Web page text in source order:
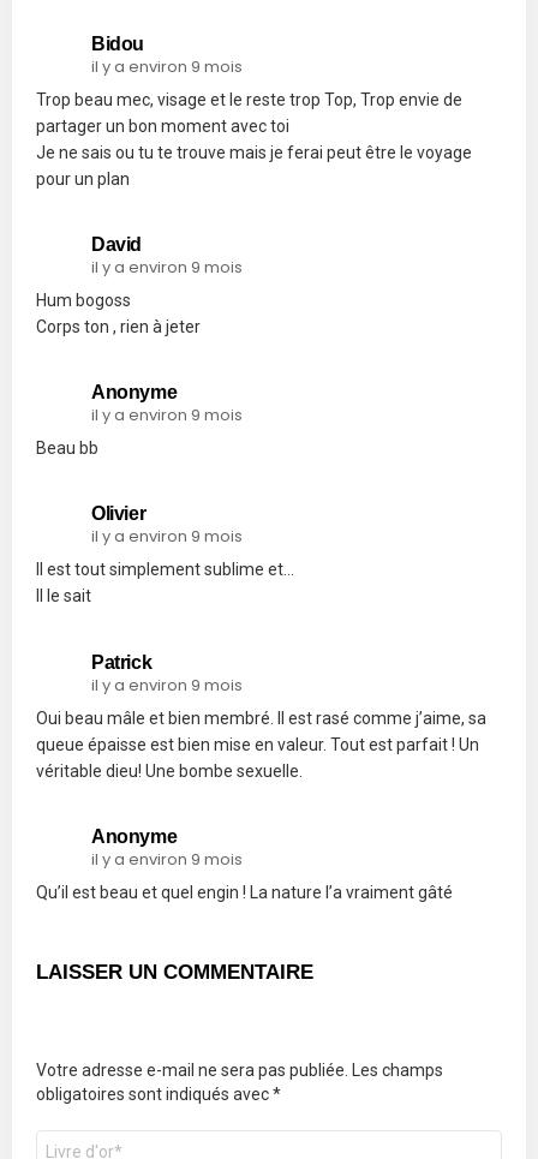
Bidou
il y a environ 9 mois
Trop beau mec, visage et le reste trop Top, Trop envie de
partager un bon moment avec toi
Je ne sais ou tu te trouve mais je ferai peut être le voyage
pour un plan
David
il y a environ 9 mois
Hum bogoss
Corps ton , rien à jeter
Anonyme
il y a environ 9 mois
Beau bb
Olivier
il y a environ 9 mois
Il est tout simplement sublime et…
Il le sait
Patrick
il y a environ 9 mois
Oui beau mâle et bien membré. Il est rasé comme j’aime, sa
queue épaisse est bien mise en valeur. Tout est parfait ! Un
véritable dieu! Une bombe sexuelle.
Anonyme
il y a environ 9 mois
Qu’il est beau et quel engin ! La nature l’a vraiment gâté
LAISSER UN COMMENTAIRE
Votre adresse e-mail ne sera pas publiée. Les champs
obligatoires sont indiqués avec*
Commentaire